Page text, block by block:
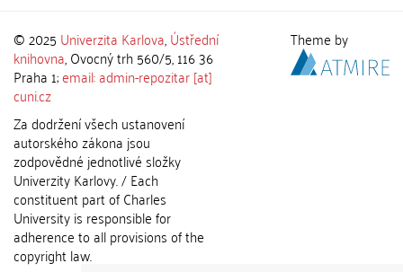
© 2025 Univerzita Karlova,Ústřední
knihovna, Ovocný trh 560/5, 116 36
Praha 1;email: admin-repozitar [at]
cuni.cz
Za dodržení všech ustanovení
autorského zákona jsou
zodpovědné jednotlivé složky
Univerzity Karlovy. / Each
constituent part of Charles
University is responsible for
adherence to all provisions of the
copyright law.
Theme by